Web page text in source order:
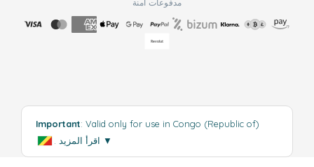
مدفوعات آمنة
Important: Valid only for use in Congo (Republic of)
▼